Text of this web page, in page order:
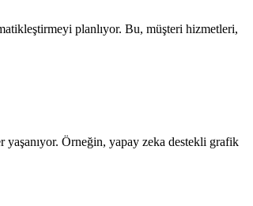
planlıyor. Bu, müşteri hizmetleri,
yaşanıyor. Örneğin, yapay zeka destekli grafik